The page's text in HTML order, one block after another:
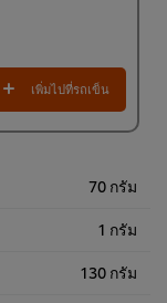
เพิ่มไปที่รถเข็น
70 กรัม
1 กรัม
130 กรัม